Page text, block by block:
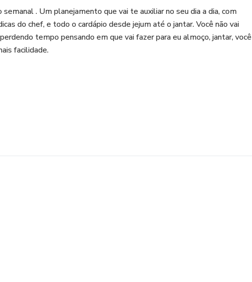
semanal . Um planejamento que vai te auxiliar no seu dia a dia, com
do chef, e todo o cardápio desde jejum até o jantar. Você não vai
tempo pensando em que vai fazer para eu almoço, jantar, você
facilidade.